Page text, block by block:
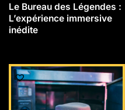
Le Bureau des Légendes :
L’expérience immersive
inédite